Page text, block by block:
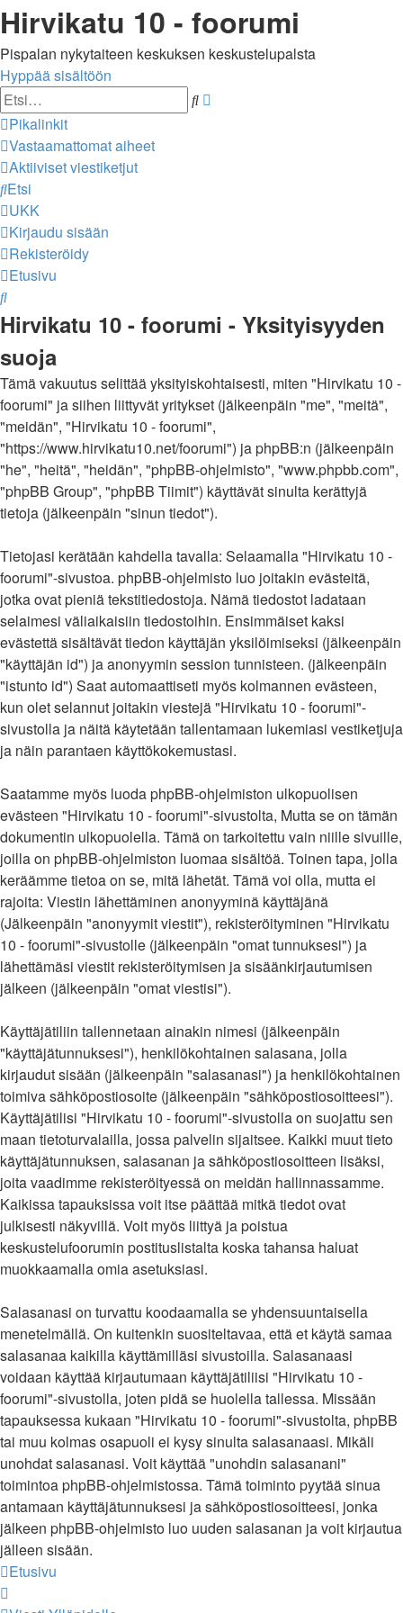
Hirvikatu 10 - foorumi
Pispalan nykytaiteen keskuksen keskustelupalsta
Hyppää sisältöön
Etsi
Pikalinkit
Vastaamattomat aiheet
Aktiiviset viestiketjut
Etsi
UKK
Kirjaudu sisään
Rekisteröidy
Etusivu
Etsi
Hirvikatu 10 - foorumi - Yksityisyyden
suoja
Tämä vakuutus selittää yksityiskohtaisesti, miten "Hirvikatu 10 -
foorumi" ja siihen liittyvät yritykset (jälkeenpäin "me", "meitä",
"meidän", "Hirvikatu 10 - foorumi",
"https://www.hirvikatu10.net/foorumi") ja phpBB:n (jälkeenpäin
"he", "heitä", "heidän", "phpBB-ohjelmisto", "www.phpbb.com",
"phpBB Group", "phpBB Tiimit") käyttävät sinulta kerättyjä
tietoja (jälkeenpäin "sinun tiedot").
Tietojasi kerätään kahdella tavalla: Selaamalla "Hirvikatu 10 -
foorumi"-sivustoa. phpBB-ohjelmisto luo joitakin evästeitä,
jotka ovat pieniä tekstitiedostoja. Nämä tiedostot ladataan
selaimesi väliaikaisiin tiedostoihin. Ensimmäiset kaksi
evästettä sisältävät tiedon käyttäjän yksilöimiseksi (jälkeenpäin
"käyttäjän id") ja anonyymin session tunnisteen. (jälkeenpäin
"istunto id") Saat automaattiseti myös kolmannen evästeen,
kun olet selannut joitakin viestejä "Hirvikatu 10 - foorumi"-
sivustolla ja näitä käytetään tallentamaan lukemiasi vestiketjuja
ja näin parantaen käyttökokemustasi.
Saatamme myös luoda phpBB-ohjelmiston ulkopuolisen
evästeen "Hirvikatu 10 - foorumi"-sivustolta, Mutta se on tämän
dokumentin ulkopuolella. Tämä on tarkoitettu vain niille sivuille,
joilla on phpBB-ohjelmiston luomaa sisältöä. Toinen tapa, jolla
keräämme tietoa on se, mitä lähetät. Tämä voi olla, mutta ei
rajoita: Viestin lähettäminen anonyyminä käyttäjänä
(Jälkeenpäin "anonyymit viestit"), rekisteröityminen "Hirvikatu
10 - foorumi"-sivustolle (jälkeenpäin "omat tunnuksesi") ja
lähettämäsi viestit rekisteröitymisen ja sisäänkirjautumisen
jälkeen (jälkeenpäin "omat viestisi").
Käyttäjätiliin tallennetaan ainakin nimesi (jälkeenpäin
"käyttäjätunnuksesi"), henkilökohtainen salasana, jolla
kirjaudut sisään (jälkeenpäin "salasanasi") ja henkilökohtainen
toimiva sähköpostiosoite (jälkeenpäin "sähköpostiosoitteesi").
Käyttäjätilisi "Hirvikatu 10 - foorumi"-sivustolla on suojattu sen
maan tietoturvalailla, jossa palvelin sijaitsee. Kaikki muut tieto
käyttäjätunnuksen, salasanan ja sähköpostiosoitteen lisäksi,
joita vaadimme rekisteröityessä on meidän hallinnassamme.
Kaikissa tapauksissa voit itse päättää mitkä tiedot ovat
julkisesti näkyvillä. Voit myös liittyä ja poistua
keskustelufoorumin postituslistalta koska tahansa haluat
muokkaamalla omia asetuksiasi.
Salasanasi on turvattu koodaamalla se yhdensuuntaisella
menetelmällä. On kuitenkin suositeltavaa, että et käytä samaa
salasanaa kaikilla käyttämilläsi sivustoilla. Salasanaasi
voidaan käyttää kirjautumaan käyttäjätiliisi "Hirvikatu 10 -
foorumi"-sivustolla, joten pidä se huolella tallessa. Missään
tapauksessa kukaan "Hirvikatu 10 - foorumi"-sivustolta, phpBB
tai muu kolmas osapuoli ei kysy sinulta salasanaasi. Mikäli
unohdat salasanasi. Voit käyttää "unohdin salasanani"
toimintoa phpBB-ohjelmistossa. Tämä toiminto pyytää sinua
antamaan käyttäjätunnuksesi ja sähköpostiosoitteesi, jonka
jälkeen phpBB-ohjelmisto luo uuden salasanan ja voit kirjautua
jälleen sisään.
Etusivu